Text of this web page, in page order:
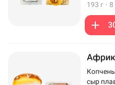
193 г ·
сыр